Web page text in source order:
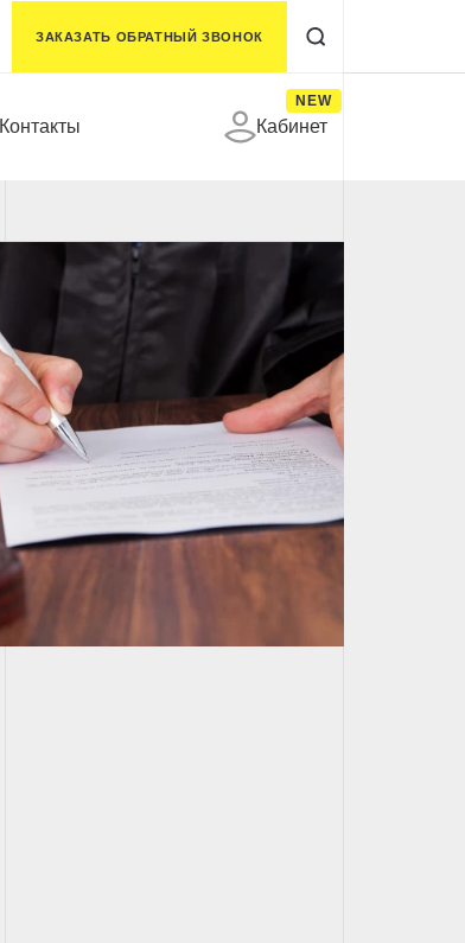
ЗАКАЗАТЬ ОБРАТНЫЙ ЗВОНОК
Контакты Кабинет
NEW